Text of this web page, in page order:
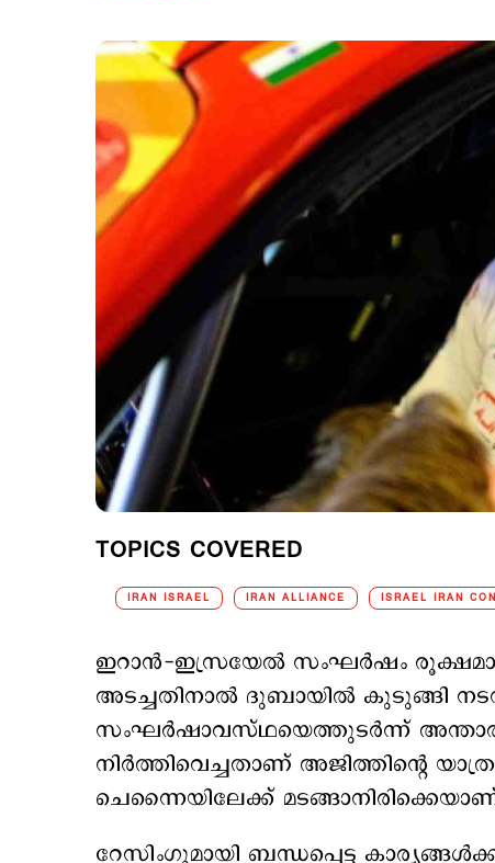
TOPICS COVERED
IRAN ISRAEL IRAN ALLIANCE ISRAEL IRAN
ഇറാൻ-ഇസ്രയേൽ സംഘർഷം
അടച്ചതിനാൽ ദുബായിൽ കുടുങ്ങി
സംഘർഷാവസ്ഥയെത്തുടർന്ന്
നിർത്തിവെച്ചതാണ് അജിത്തിന്‍റെ
ചെന്നൈയിലേക്ക്
റേസിംഗുമായി ബന്ധപ്പെട്ട